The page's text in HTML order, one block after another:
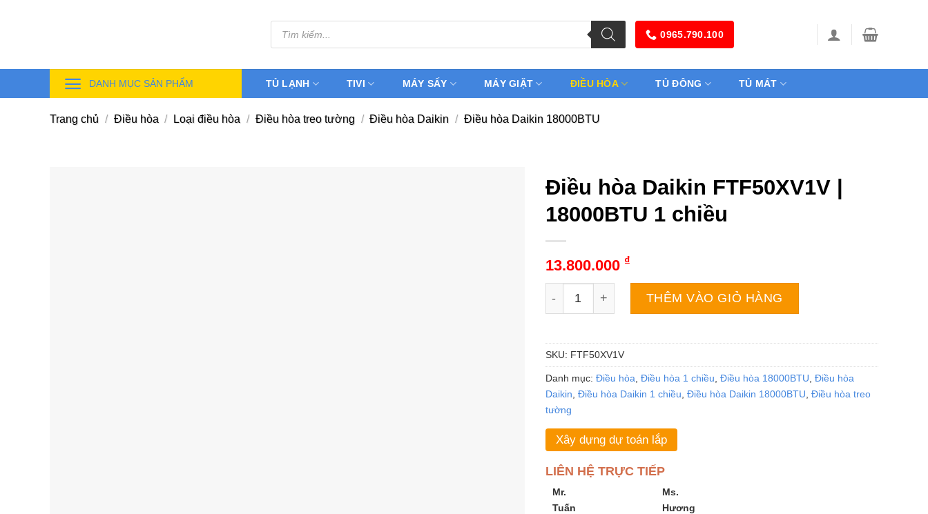
Tìm
kiếm
sản
0965.790.100
DANH MỤC SẢN PHẨM TỦ LẠNH TIVI MÁY SẤY MÁY GIẶT ĐIỀU HÒA TỦ ĐÔNG TỦ MÁT
Trang chủ / Điều hòa / Loại điều hòa / Điều hòa treo tường / Điều hòa Daikin / Điều hòa Daikin 18000BTU
Điều hòa Daikin FTF50XV1V |
18000BTU 1 chiều
13.800.000 ₫
Điều hòa Daikin FTF50XV1V | 18000BTU 1 chiều số lượng
THÊM VÀO GIỎ HÀNG
SKU: FTF50XV1V
Danh mục: Điều hòa Điều hòa 1 chiều Điều hòa 18000BTU Điều hòa
Daikin Điều hòa Daikin 1 chiều Điều hòa Daikin 18000BTU Điều hòa treo
tường
Xây dựng dự toán lắp
LIÊN HỆ TRỰC TIẾP
Mr.
Tuấn
Ms.
Hương